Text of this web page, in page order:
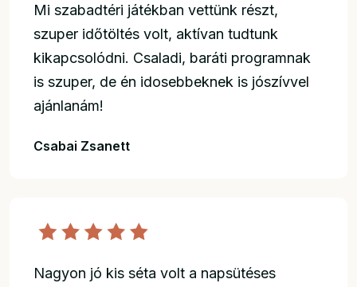
Mi szabadtéri játékban vettünk részt,
szuper időtöltés volt, aktívan tudtunk
kikapcsolódni. Csaladi, baráti programnak
is szuper, de én idosebbeknek is jószívvel
ajánlanám!
Csabai Zsanett
Nagyon jó kis séta volt a napsütéses